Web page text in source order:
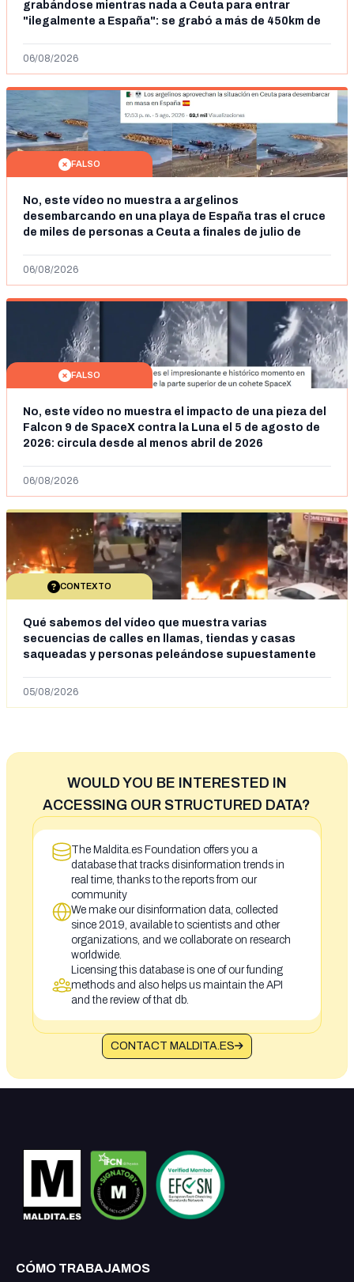
grabándose mientras nada a Ceuta para entrar
"ilegalmente a España": se grabó a más de 450km de
06/08/2026
FALSO
No, este vídeo no muestra a argelinos
desembarcando en una playa de España tras el cruce
de miles de personas a Ceuta a finales de julio de
06/08/2026
FALSO
No, este vídeo no muestra el impacto de una pieza del
Falcon 9 de SpaceX contra la Luna el 5 de agosto de
2026: circula desde al menos abril de 2026
06/08/2026
CONTEXTO
Qué sabemos del vídeo que muestra varias
secuencias de calles en llamas, tiendas y casas
saqueadas y personas peleándose supuestamente
situación irregular a Ceuta
05/08/2026
WOULD YOU BE INTERESTED IN
ACCESSING OUR STRUCTURED DATA?
The Maldita.es Foundation offers you a
database that tracks disinformation trends in
real time, thanks to the reports from our
community
We make our disinformation data, collected
since 2019, available to scientists and other
organizations, and we collaborate on research
worldwide.
Licensing this database is one of our funding
methods and also helps us maintain the API
and the review of that db.
CONTACT MALDITA.ES
CÓMO TRABAJAMOS